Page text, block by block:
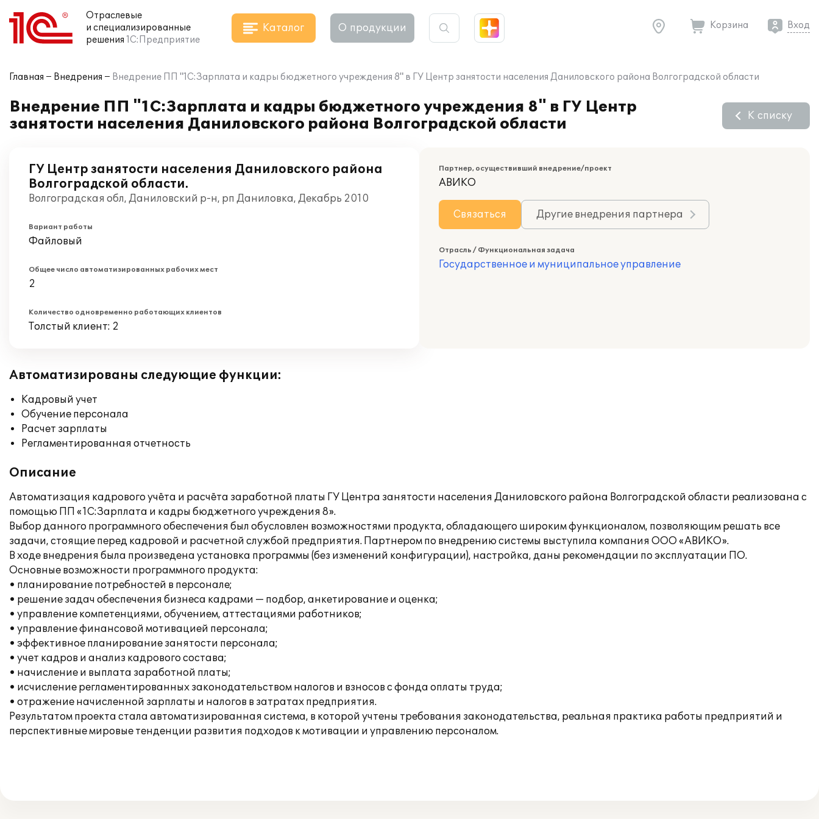
Отраслевые
и специализированные
решения 1С:Предприятие
Каталог О продукции Корзина Вход
Главная Внедрения Внедрение ПП "1С:Зарплата и кадры бюджетного учреждения 8" в ГУ Центр занятости населения Даниловского района Волгоградской области
Внедрение ПП "1С:Зарплата и кадры бюджетного учреждения 8" в ГУ Центр
занятости населения Даниловского района Волгоградской области
К списку
ГУ Центр занятости населения Даниловского района
Волгоградской области.
Волгоградская обл, Даниловский р-н, рп Даниловка, Декабрь 2010
Вариант работы
Файловый
Общее число автоматизированных рабочих мест
2
Количество одновременно работающих клиентов
Толстый клиент: 2
Партнер, осуществивший внедрение/проект
АВИКО
Связаться Другие внедрения партнера
Отрасль / Функциональная задача
Государственное и муниципальное управление
Автоматизированы следующие функции:
Кадровый учет
Обучение персонала
Расчет зарплаты
Регламентированная отчетность
Описание
Автоматизация кадрового учёта и расчёта заработной платы ГУ Центра занятости населения Даниловского района Волгоградской области реализована с
помощью ПП «1С:Зарплата и кадры бюджетного учреждения 8».
Выбор данного программного обеспечения был обусловлен возможностями продукта, обладающего широким функционалом, позволяющим решать все
задачи, стоящие перед кадровой и расчетной службой предприятия. Партнером по внедрению системы выступила компания ООО «АВИКО».
В ходе внедрения была произведена установка программы (без изменений конфигурации), настройка, даны рекомендации по эксплуатации ПО.
Основные возможности программного продукта:
• планирование потребностей в персонале;
• решение задач обеспечения бизнеса кадрами — подбор, анкетирование и оценка;
• управление компетенциями, обучением, аттестациями работников;
• управление финансовой мотивацией персонала;
• эффективное планирование занятости персонала;
• учет кадров и анализ кадрового состава;
• начисление и выплата заработной платы;
• исчисление регламентированных законодательством налогов и взносов с фонда оплаты труда;
• отражение начисленной зарплаты и налогов в затратах предприятия.
Результатом проекта стала автоматизированная система, в которой учтены требования законодательства, реальная практика работы предприятий и
перспективные мировые тенденции развития подходов к мотивации и управлению персоналом.